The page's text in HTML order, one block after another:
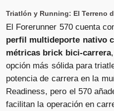
Triatlón y Running: El Terreno
El Forerunner 570 cuenta
perfil multideporte nativo
métricas brick bici-carrera
opción más sólida para
potencia de carrera en la
Readiness, pero el 570
facilitan la operación en